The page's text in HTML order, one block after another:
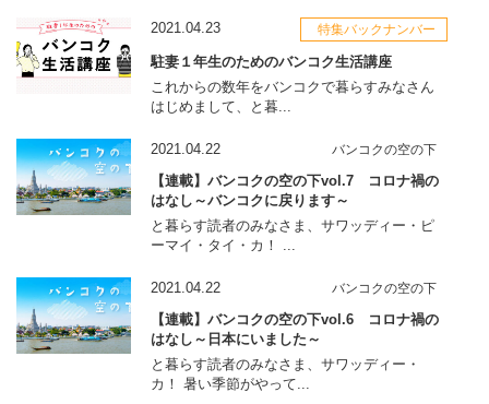
2021.04.23 特集バックナンバー
駐妻１年生のためのバンコク生活講座
これからの数年をバンコクで暮らすみなさん
はじめまして、と暮...
2021.04.22 バンコクの空の下
【連載】バンコクの空の下vol.7 コロナ禍の
はなし～バンコクに戻ります～
と暮らす読者のみなさま、サワッディー・ピ
ーマイ・タイ・カ！ ...
2021.04.22 バンコクの空の下
【連載】バンコクの空の下vol.6 コロナ禍の
はなし～日本にいました～
と暮らす読者のみなさま、サワッディー・
カ！ 暑い季節がやって...